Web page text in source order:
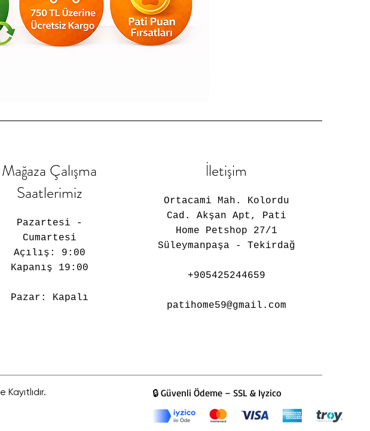
Mağaza Çalışma
Saatlerimiz
Pazartesi -
Cumartesi
Açılış: 9:00
Kapanış 19:00
Pazar: Kapalı
İletişim
Ortacami Mah. Kolordu
Cad. Akşan Apt, Pati
Home Petshop 27/1
Süleymanpaşa - Tekirdağ
​+905425244659
patihome59@gmail.com
e Kayıtlıdır. 🔒 Güvenli Ödeme – SSL & Iyzico